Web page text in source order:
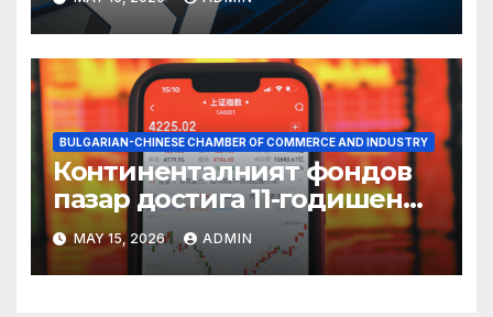
BULGARIAN-CHINESE CHAMBER OF COMMERCE AND INDUSTRY
Континенталният фондов
пазар достига 11-годишен
връх
MAY 15, 2026 ADMIN